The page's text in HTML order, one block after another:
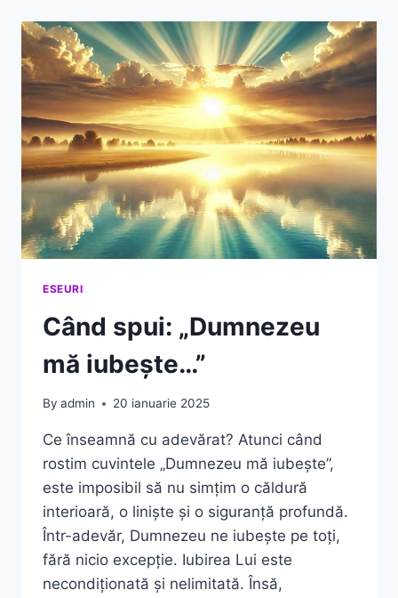
ESEURI
Când spui: „Dumnezeu
mă iubește…”
By admin 20 ianuarie 2025
Ce înseamnă cu adevărat? Atunci când
rostim cuvintele „Dumnezeu mă iubește”,
este imposibil să nu simțim o căldură
interioară, o liniște și o siguranță profundă.
Într-adevăr, Dumnezeu ne iubește pe toți,
fără nicio excepție. Iubirea Lui este
necondiționată și nelimitată. Însă,